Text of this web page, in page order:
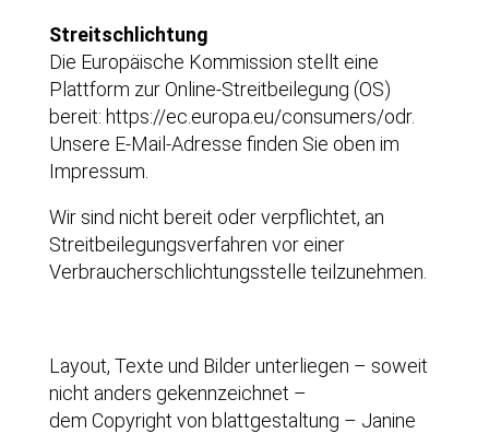
Streitschlichtung
Die Europäische Kommission stellt eine
Plattform zur Online-Streitbeilegung (OS)
bereit: https://ec.europa.eu/consumers/odr.
Unsere E-Mail-Adresse finden Sie oben im
Impressum.
Wir sind nicht bereit oder verpflichtet, an
Streitbeilegungsverfahren vor einer
Verbraucherschlichtungsstelle teilzunehmen.
Layout, Texte und Bilder unterliegen – soweit
nicht anders gekennzeichnet –
dem Copyright von blattgestaltung – Janine